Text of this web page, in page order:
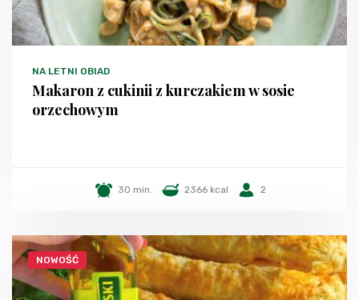
NA LETNI OBIAD
Makaron z cukinii z kurczakiem w sosie
orzechowym
30 min. 2366 kcal 2
NOWOŚĆ